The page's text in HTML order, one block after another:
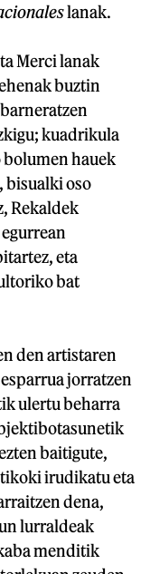
lanak.
Merci lanak
buztin
kuadrikula
hauek
bisualki oso
Rekaldek
eta
bat
den artistaren
jorratzen
ulertu beharra
baitigute,
irudikatu eta
dena,
lurraldeak
menditik